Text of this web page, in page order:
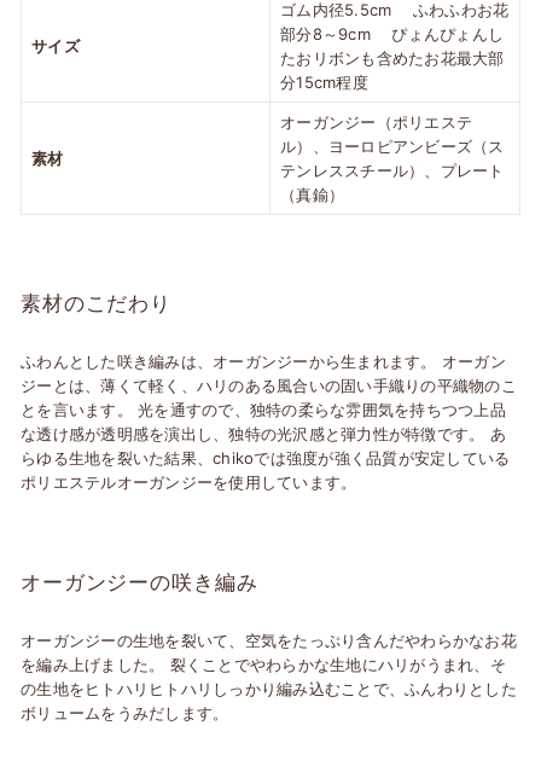
サイズ
ゴム内径5.5cm ふわふわお花
部分8～9cm ぴょんぴょんし
たおリボンも含めたお花最大部
分15cm程度
素材
オーガンジー（ポリエステ
ル）、ヨーロピアンビーズ（ス
テンレススチール）、プレート
（真鍮）
素材のこだわり
ふわんとした咲き編みは、オーガンジーから生まれます。 オーガン
ジーとは、薄くて軽く、ハリのある風合いの固い手織りの平織物のこ
とを言います。 光を通すので、独特の柔らな雰囲気を持ちつつ上品
な透け感が透明感を演出し、独特の光沢感と弾力性が特徴です。 あ
らゆる生地を裂いた結果、chikoでは強度が強く品質が安定している
ポリエステルオーガンジーを使用しています。
オーガンジーの咲き編み
オーガンジーの生地を裂いて、空気をたっぷり含んだやわらかなお花
を編み上げました。 裂くことでやわらかな生地にハリがうまれ、そ
の生地をヒトハリヒトハリしっかり編み込むことで、ふんわりとした
ボリュームをうみだします。